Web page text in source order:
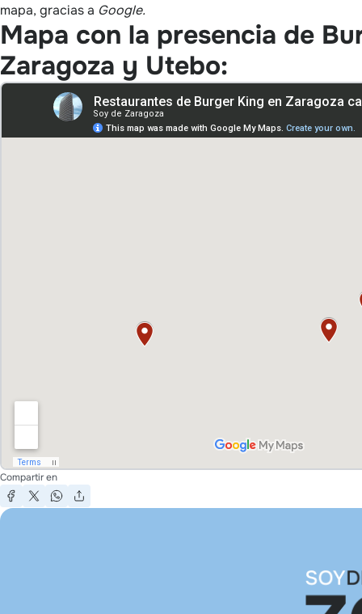
mapa, gracias a Google.
Mapa con la presencia de
Zaragoza y Utebo:
Compartir en